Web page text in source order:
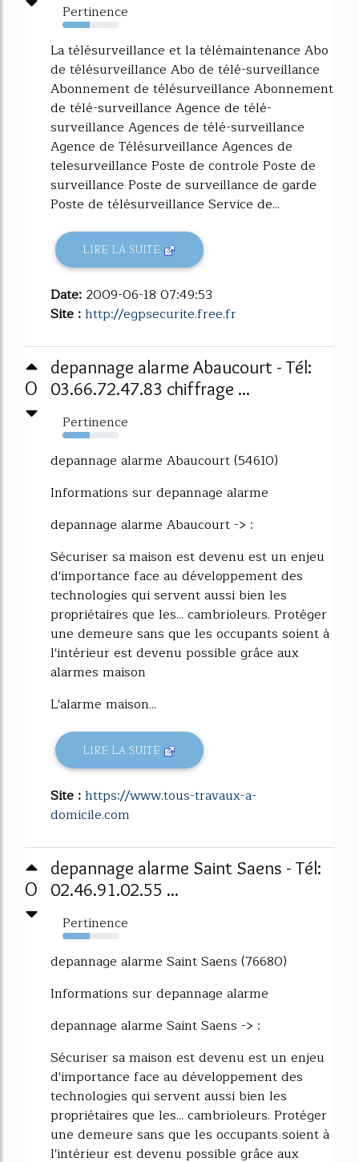
Pertinence
49%
La télésurveillance et la télémaintenance Abo
de télésurveillance Abo de télé-surveillance
Abonnement de télésurveillance Abonnement
de télé-surveillance Agence de télé-
surveillance Agences de télé-surveillance
Agence de Télésurveillance Agences de
telesurveillance Poste de controle Poste de
surveillance Poste de surveillance de garde
Poste de télésurveillance Service de...
LIRE LA SUITE
Date: 2009-06-18 07:49:53
Site :http://egpsecurite.free.fr
0
depannage alarme Abaucourt - Tél:
03.66.72.47.83 chiffrage ...
Pertinence
49%
depannage alarme Abaucourt (54610)
Informations sur depannage alarme
depannage alarme Abaucourt -> :
Sécuriser sa maison est devenu est un enjeu
d'importance face au développement des
technologies qui servent aussi bien les
propriétaires que les... cambrioleurs. Protéger
une demeure sans que les occupants soient à
l'intérieur est devenu possible grâce aux
alarmes maison
L'alarme maison...
LIRE LA SUITE
Site :https://www.tous-travaux-a-
domicile.com
0
depannage alarme Saint Saens - Tél:
02.46.91.02.55 ...
Pertinence
49%
depannage alarme Saint Saens (76680)
Informations sur depannage alarme
depannage alarme Saint Saens -> :
Sécuriser sa maison est devenu est un enjeu
d'importance face au développement des
technologies qui servent aussi bien les
propriétaires que les... cambrioleurs. Protéger
une demeure sans que les occupants soient à
l'intérieur est devenu possible grâce aux